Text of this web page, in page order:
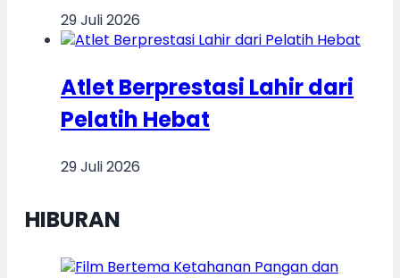
29 Juli 2026
Atlet Berprestasi Lahir dari
Pelatih Hebat
29 Juli 2026
HIBURAN